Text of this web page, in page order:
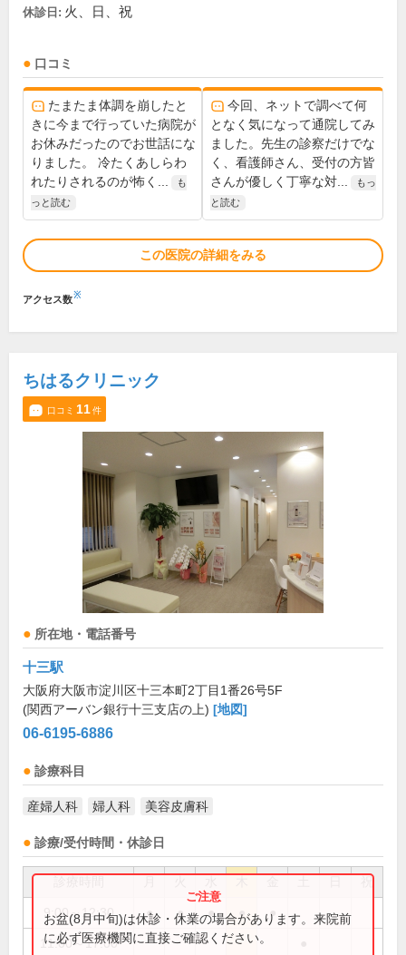
休診日: 火、日、祝
口コミ
たまたま体調を崩したと
きに今まで行っていた病院が
お休みだったのでお世話にな
りました。 冷たくあしらわ
れたりされるのが怖く...
も
っと読む
今回、ネットで調べて何
となく気になって通院してみ
ました。先生の診察だけでな
く、看護師さん、受付の方皆
さんが優しく丁寧な対...
もっ
と読む
この医院の詳細をみる
アクセス数※
ちはるクリニック
口コミ 11件
所在地・電話番号
十三駅
大阪府大阪市淀川区十三本町2丁目1番26号5F
(関西アーバン銀行十三支店の上) [地図]
06-6195-6886
診療科目
産婦人科 婦人科 美容皮膚科
診療/受付時間・休診日
祝
9:00～12:30 ● ● ● ● ●
11:00～17:00
お盆(8月中旬)は休診・休業の場合があります。来院前
に必ず医療機関に直接ご確認ください。